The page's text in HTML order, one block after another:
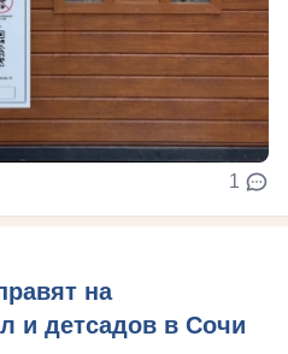
1
на
и детсадов в Сочи